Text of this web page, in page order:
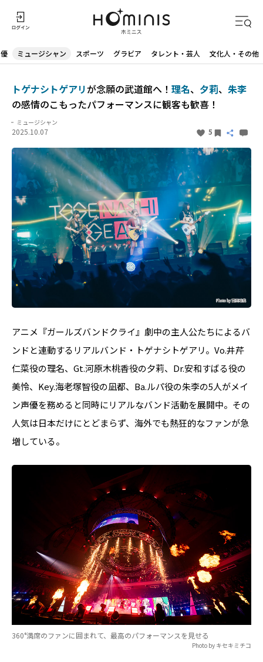
ミュージシャン スポーツ グラビア タレント・芸人 文化人・その他
トゲナシトゲアリが念願の武道館へ！ 理名、 夕莉、 朱李
の感情のこもったパフォーマンスに観客も歓喜！
ミュージシャン
2025.10.07 5
アニメ『ガールズバンドクライ』劇中の主人公たちによるバ
ンドと連動するリアルバンド・トゲナシトゲアリ。Vo.井芹
仁菜役の理名、Gt.河原木桃香役の夕莉、Dr.安和すばる役の
美怜、Key.海老塚智役の凪都、Ba.ルパ役の朱李の5人がメイ
ン声優を務めると同時にリアルなバンド活動を展開中。その
人気は日本だけにとどまらず、海外でも熱狂的なファンが急
増している。
360°満席のファンに囲まれて、最高のパフォーマンスを見せる
Photo by キセキミチコ